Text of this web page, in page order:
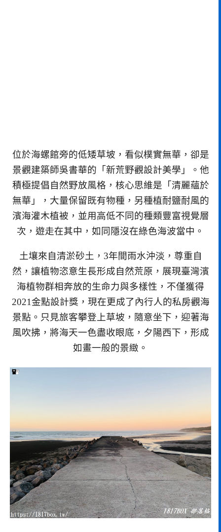
位於海螺館旁的低矮草坡，看似樸實無華，卻是
景觀建築師吳書華的「新荒野觀設計美學」。他
積極提倡自然野放風格，核心思維是「清麗蘊於
無華」，大量保留既有物種，另種植耐鹽耐風的
濱海灌木植被，並用高低不同的種類豐富視覺層
次，遊走在其中，如同隱沒在綠色海波當中。
土壤來自清淤砂土，3年間雨水沖淡，尊重自
然，讓植物恣意生長形成自然荒原，展現臺灣濱
海植物群相奔放的生命力與多樣性，不僅獲得
2021金點設計獎，現在更成了內行人的私房觀海
景點。只見旅客攀登上草坡，隨意坐下，迎著海
風吹拂，將海天一色盡收眼底，夕陽西下，形成
如畫一般的景緻。